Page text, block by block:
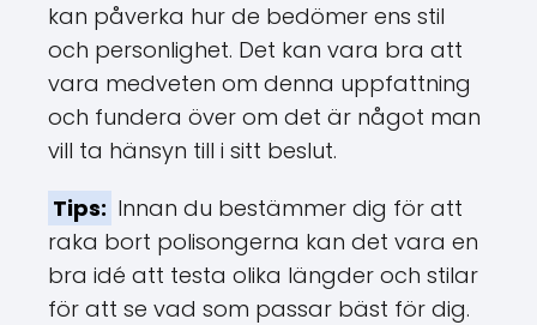
kan påverka hur de bedömer ens stil
och personlighet. Det kan vara bra att
vara medveten om denna uppfattning
och fundera över om det är något man
vill ta hänsyn till i sitt beslut.
Tips: Innan du bestämmer dig för att
raka bort polisongerna kan det vara en
bra idé att testa olika längder och stilar
för att se vad som passar bäst för dig.